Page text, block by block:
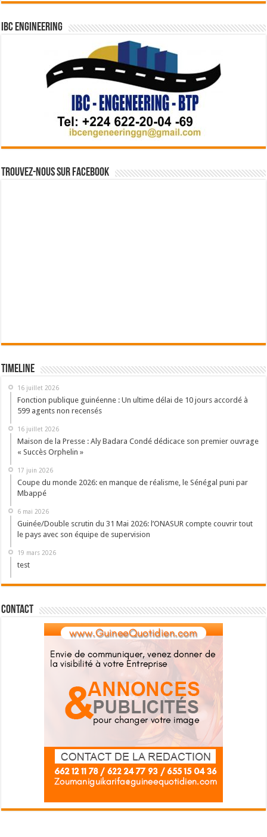
IBC Engineering
Trouvez-nous sur Facebook
Timeline
16 juillet 2026
Fonction publique guinéenne : Un ultime délai de 10 jours accordé à
599 agents non recensés
16 juillet 2026
Maison de la Presse : Aly Badara Condé dédicace son premier ouvrage
« Succès Orphelin »
17 juin 2026
Coupe du monde 2026: en manque de réalisme, le Sénégal puni par
Mbappé
6 mai 2026
Guinée/Double scrutin du 31 Mai 2026: l’ONASUR compte couvrir tout
le pays avec son équipe de supervision
19 mars 2026
test
Contact